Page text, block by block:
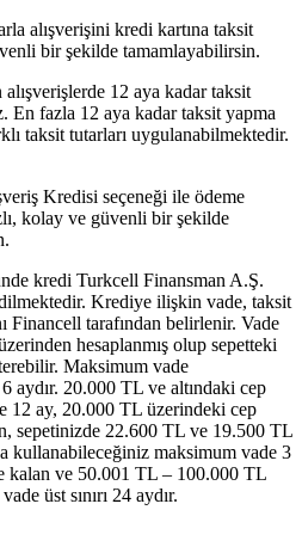
alışverişini kredi kartına taksit
bir şekilde tamamlayabilirsin.
12 aya kadar taksit
En fazla 12 aya kadar taksit yapma
taksit tutarları uygulanabilmektedir.
Kredisi seçeneği ile ödeme
kolay ve güvenli bir şekilde
kredi Turkcell Finansman A.Ş.
Krediye ilişkin vade, taksit
Financell tarafından belirlenir. Vade
hesaplanmış olup sepetteki
Maksimum vade
aydır. 20.000 TL ve altındaki cep
12 ay, 20.000 TL üzerindeki cep
sepetinizde 22.600 TL ve 19.500 TL
kullanabileceğiniz maksimum vade 3
kalan ve 50.001 TL – 100.000 TL
üst sınırı 24 aydır.